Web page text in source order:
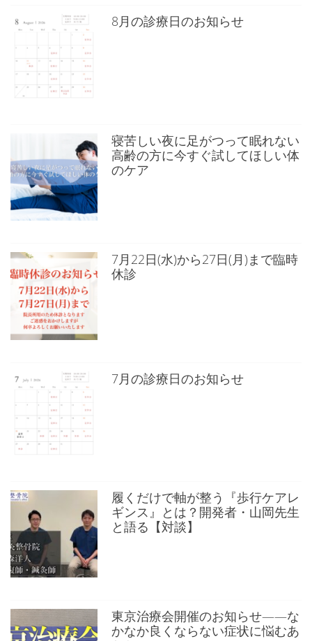
8月の診療日のお知らせ
寝苦しい夜に足がつって眠れない
高齢の方に今すぐ試してほしい体
のケア
7月22日(水)から27日(月)まで臨時
休診
7月の診療日のお知らせ
履くだけで軸が整う『歩行ケアレ
ギンス』とは？開発者・山岡先生
と語る【対談】
東京治療会開催のお知らせ——な
かなか良くならない症状に悩むあ